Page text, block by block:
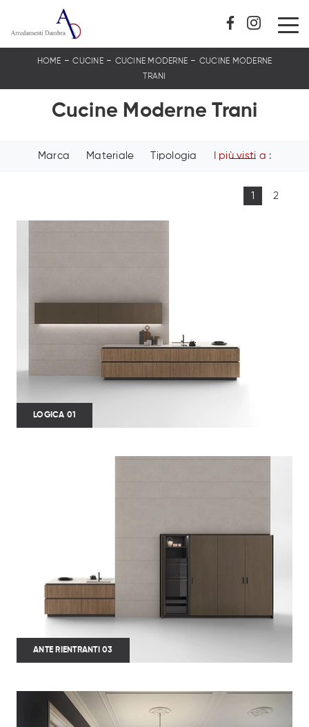
HOME -CUCINE- CUCINE MODERNE - CUCINE MODERNE
TRANI
Cucine Moderne Trani
Marca Materiale Tipologia I più visti a :
1 2
LOGICA 01
ANTE RIENTRANTI 03